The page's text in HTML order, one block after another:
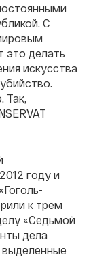
С
это делать
искусства
Так,
году и
к трем
«Седьмой
дела